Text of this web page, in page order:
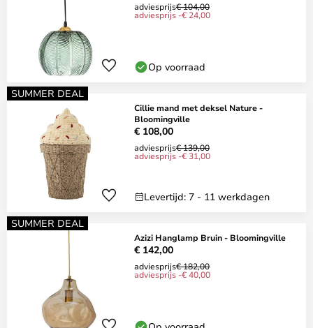
adviesprijs€ 104,00
adviesprijs -€ 24,00
Op voorraad
SUMMER DEAL
Cillie mand met deksel Nature -
Bloomingville
€ 108,00
adviesprijs€ 139,00
adviesprijs -€ 31,00
Levertijd: 7 - 11 werkdagen
SUMMER DEAL
Azizi Hanglamp Bruin - Bloomingville
€ 142,00
adviesprijs€ 182,00
adviesprijs -€ 40,00